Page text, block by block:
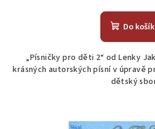
Do
„Písničky pro děti 2“ od Lenky
krásných autorských písní v úpravě
dětský